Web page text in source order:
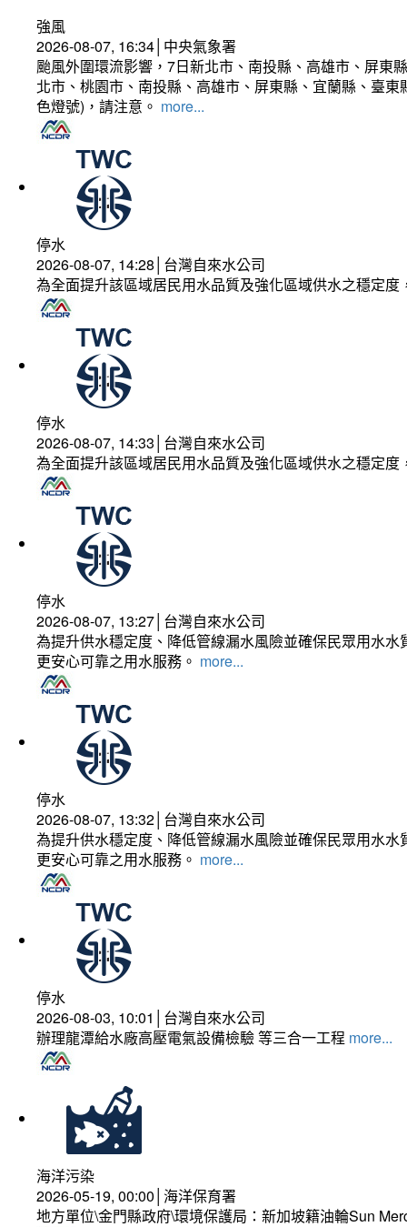
強風
2026-08-07, 16:34│中央氣象署
颱風外圍環流影響，7日新北市、南投縣、高雄市、屏東
北市、桃園市、南投縣、高雄市、屏東縣、宜蘭縣、臺
色燈號)，請注意。 more...
停水
2026-08-07, 14:28│台灣自來水公司
為全面提升該區域居民用水品質及強化區域供水之穩定
停水
2026-08-07, 14:33│台灣自來水公司
為全面提升該區域居民用水品質及強化區域供水之穩定
停水
2026-08-07, 13:27│台灣自來水公司
為提升供水穩定度、降低管線漏水風險並確保民眾用水
更安心可靠之用水服務。 more...
停水
2026-08-07, 13:32│台灣自來水公司
為提升供水穩定度、降低管線漏水風險並確保民眾用水
更安心可靠之用水服務。 more...
停水
2026-08-03, 10:01│台灣自來水公司
辦理龍潭給水廠高壓電氣設備檢驗 等三合一工程 more...
海洋污染
2026-05-19, 00:00│海洋保育署
地方單位\金門縣政府\環境保護局：新加坡籍油輪Sun